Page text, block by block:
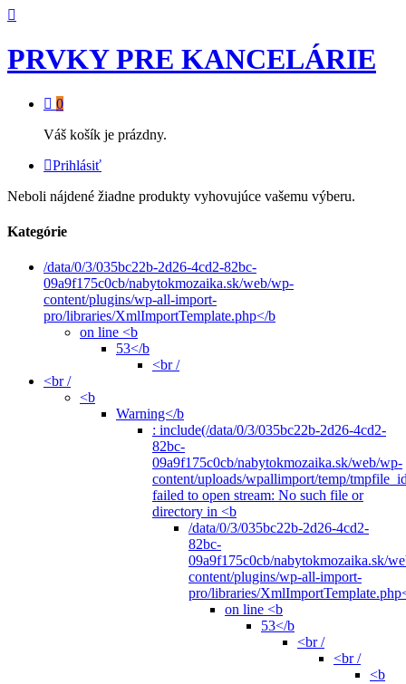
PRVKY PRE KANCELÁRIE
0
Váš košík je prázdny.
Prihlásiť
Neboli nájdené žiadne produkty vyhovujúce vašemu výberu.
Kategórie
/data/0/3/035bc22b-2d26-4cd2-82bc-
09a9f175c0cb/nabytokmozaika.sk/web/wp-
content/plugins/wp-all-import-
pro/libraries/XmlImportTemplate.php</b
on line <b
53</b
<br /
<br /
<b
Warning</b
: include(/data/0/3/035bc22b-2d26-4cd2-
82bc-
09a9f175c0cb/nabytokmozaika.sk/web/wp-
content/uploads/wpallimport/temp/
failed to open stream: No such file or
directory in <b
/data/0/3/035bc22b-2d26-4cd2-
82bc-
09a9f175c0cb/nabytokmozaika.sk/
content/plugins/wp-all-import-
pro/libraries/
on line <b
53</b
<br /
<br /
<b